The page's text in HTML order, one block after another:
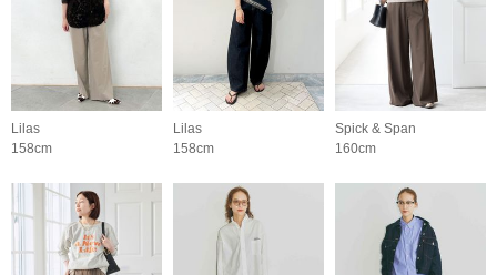
Lilas
158cm
Lilas
158cm
Spick & Span
160cm